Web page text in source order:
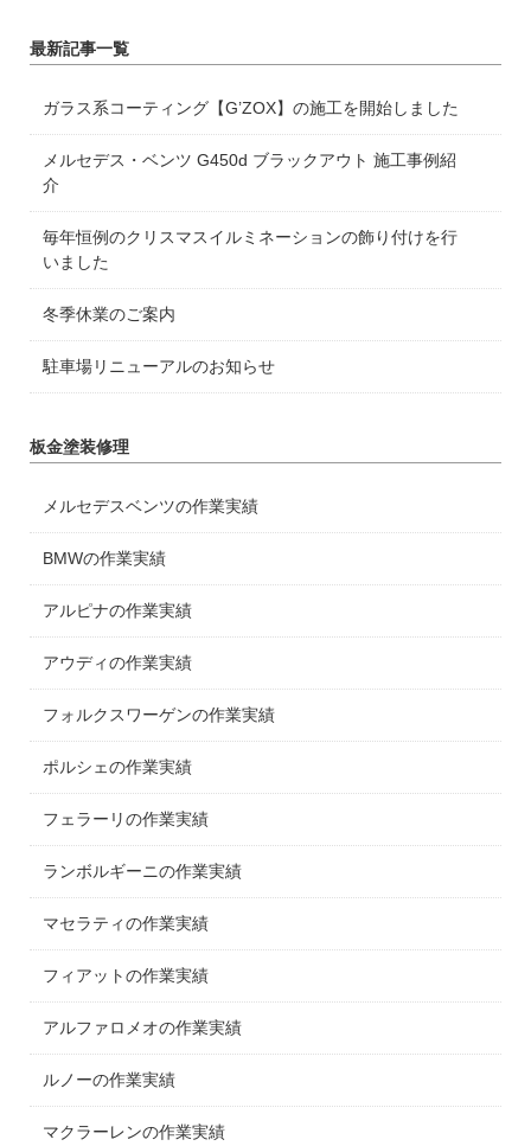
最新記事一覧
ガラス系コーティング【G’ZOX】の施工を開始しました
メルセデス・ベンツ G450d ブラックアウト 施工事例紹
介
毎年恒例のクリスマスイルミネーションの飾り付けを行
いました
冬季休業のご案内
駐車場リニューアルのお知らせ
板金塗装修理
メルセデスベンツの作業実績
BMWの作業実績
アルピナの作業実績
アウディの作業実績
フォルクスワーゲンの作業実績
ポルシェの作業実績
フェラーリの作業実績
ランボルギーニの作業実績
マセラティの作業実績
フィアットの作業実績
アルファロメオの作業実績
ルノーの作業実績
マクラーレンの作業実績